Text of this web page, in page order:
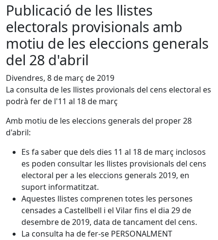
Publicació de les llistes
electorals provisionals amb
motiu de les eleccions generals
del 28 d'abril
Divendres, 8 de març de 2019
La consulta de les llistes provionals del cens electoral es
podrà fer de l'11 al 18 de març
Amb motiu de les eleccions generals del proper 28
d'abril:
Es fa saber que dels dies 11 al 18 de març inclosos
es poden consultar les llistes provisionals del cens
electoral per a les eleccions generals 2019, en
suport informatitzat.
Aquestes llistes comprenen totes les persones
censades a Castellbell i el Vilar fins el dia 29 de
desembre de 2019, data de tancament del cens.
La consulta ha de fer-se PERSONALMENT